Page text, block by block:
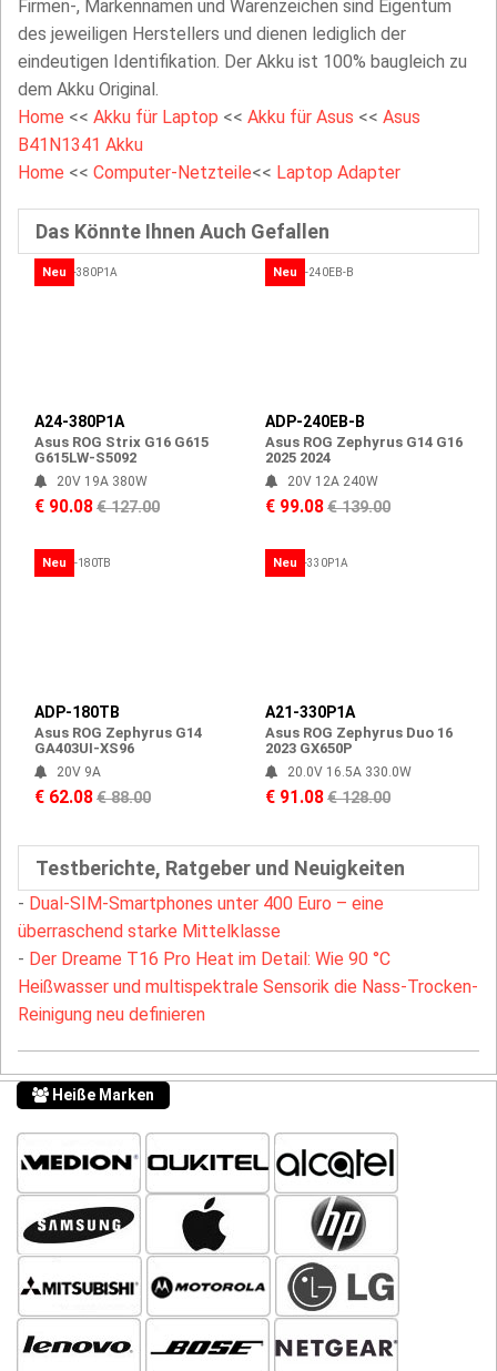
Firmen-, Markennamen und Warenzeichen sind Eigentum
des jeweiligen Herstellers und dienen lediglich der
eindeutigen Identifikation. Der Akku ist 100% baugleich zu
dem Akku Original.
Home << Akku für Laptop << Akku für Asus << Asus
B41N1341 Akku
Home << Computer-Netzteile<< Laptop Adapter
Das Könnte Ihnen Auch Gefallen
Neu
A24-380P1A
Asus ROG Strix G16 G615
G615LW-S5092
20V 19A 380W
€ 90.08€ 127.00
Neu
ADP-240EB-B
Asus ROG Zephyrus G14 G16
2025 2024
20V 12A 240W
€ 99.08€ 139.00
Neu
ADP-180TB
Asus ROG Zephyrus G14
GA403UI-XS96
20V 9A
€ 62.08€ 88.00
Neu
A21-330P1A
Asus ROG Zephyrus Duo 16
2023 GX650P
20.0V 16.5A 330.0W
€ 91.08€ 128.00
Testberichte, Ratgeber und Neuigkeiten
- Dual-SIM-Smartphones unter 400 Euro – eine
überraschend starke Mittelklasse
- Der Dreame T16 Pro Heat im Detail: Wie 90 °C
Heißwasser und multispektrale Sensorik die Nass-Trocken-
Reinigung neu definieren
Heiße Marken